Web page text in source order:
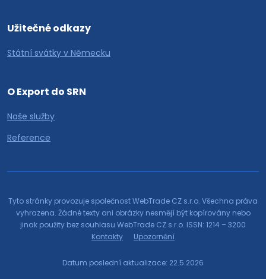
Užitečné odkazy
Státní svátky v Německu
O Export do SRN
Naše služby
Reference
Tyto stránky provozuje společnost WebTrade CZ s.r.o. Všechna práva
vyhrazena. Žádné texty ani obrázky nesmějí být kopírovány nebo
jinak použity bez souhlasu WebTrade CZ s.r.o. ISSN: 1214 – 3200
Kontakty
Upozornění
Datum poslední aktualizace: 22.5.2026